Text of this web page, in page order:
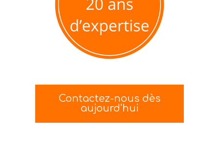
Contactez-nous dès
aujourd’hui